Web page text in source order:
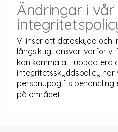
Ändringar i vår
Vi inser att dataskydd och
långsiktigt ansvar, varför vi
kan komma att uppdatera
integritetsskyddspolicy när
personuppgifts behandling
på området.